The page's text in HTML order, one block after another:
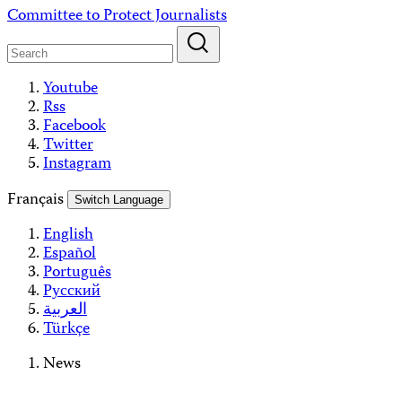
Skip
content
Committee to Protect Journalists
Youtube
Rss
Facebook
Twitter
Instagram
Français
Switch Language
English
Español
Português
Русский
العربية
Türkçe
News